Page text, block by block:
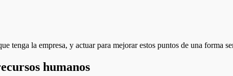
tenga la empresa, y actuar para mejorar estos puntos de una forma
humanos